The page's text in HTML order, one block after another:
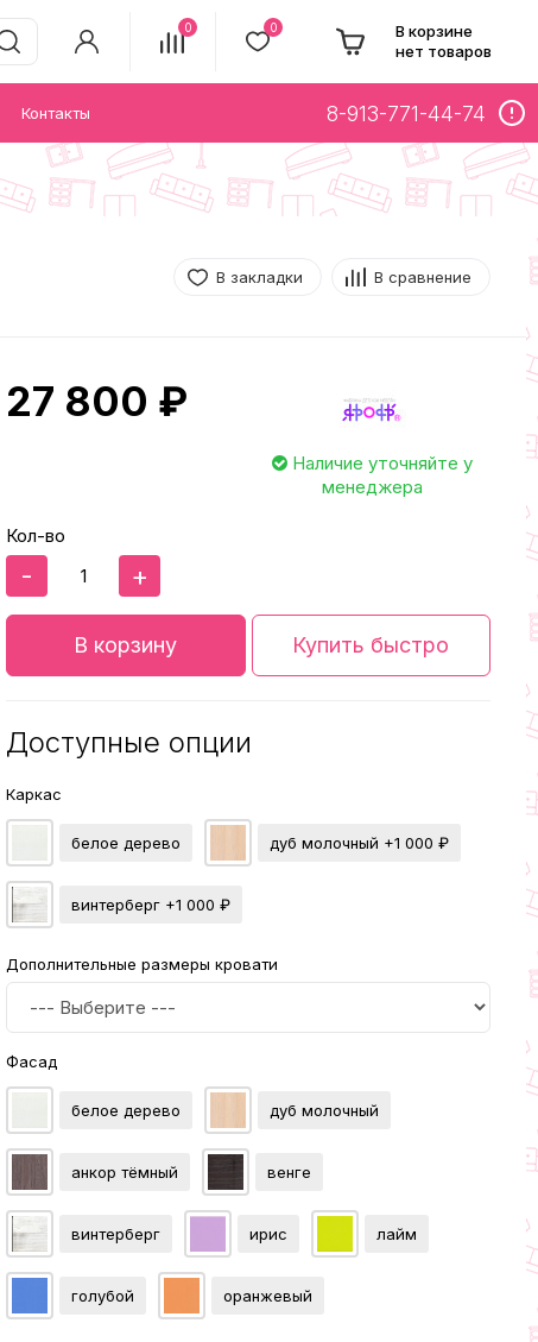
0 0
В корзине
нет товаров
Контакты 8-913-771-44-74
В закладки В сравнение
27 800 ₽
Наличие уточняйте у
менеджера
Кол-во
- +
В корзину Купить быстро
Доступные опции
Каркас
белое дерево дуб молочный +1 000 ₽
винтерберг +1 000 ₽
Дополнительные размеры кровати
Фасад
белое дерево дуб молочный
анкор тёмный венге
винтерберг ирис лайм
голубой оранжевый